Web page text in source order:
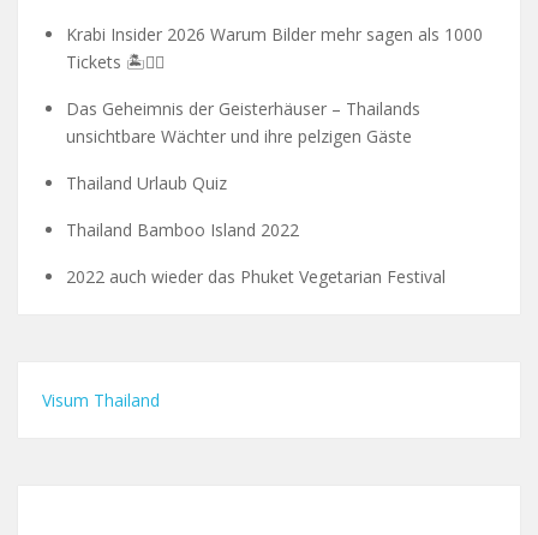
Krabi Insider 2026 Warum Bilder mehr sagen als 1000
Tickets 🏝️🧗‍♂️
Das Geheimnis der Geisterhäuser – Thailands
unsichtbare Wächter und ihre pelzigen Gäste
Thailand Urlaub Quiz
Thailand Bamboo Island 2022
2022 auch wieder das Phuket Vegetarian Festival
Visum Thailand